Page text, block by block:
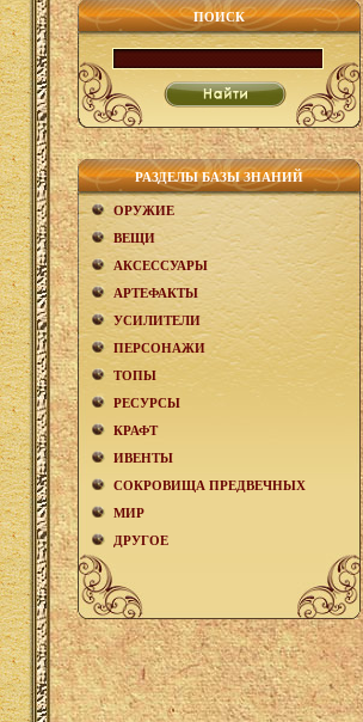
ПОИСК
РАЗДЕЛЫ БАЗЫ ЗНАНИЙ
ОРУЖИЕ
ВЕЩИ
АКCЕСCУАРЫ
АРТЕФАКТЫ
УСИЛИТЕЛИ
ПЕРСОНАЖИ
ТОПЫ
РЕСУРСЫ
КРАФТ
ИВЕНТЫ
СОКРОВИЩА ПРЕДВЕЧНЫХ
МИР
ДРУГОЕ